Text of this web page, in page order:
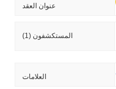
عنوان العقد
المستكشفون (1)
العلامات